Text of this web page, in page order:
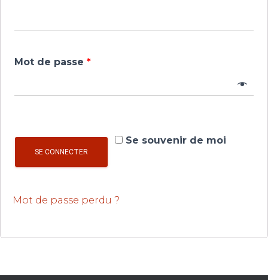
Mot de passe *
Se souvenir de moi
SE CONNECTER
Mot de passe perdu ?